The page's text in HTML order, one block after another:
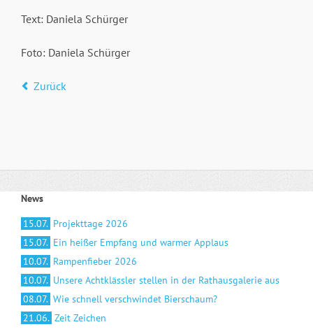
Text: Daniela Schürger
Foto: Daniela Schürger
Zurück
News
15.07. Projekttage 2026
15.07. Ein heißer Empfang und warmer Applaus
10.07. Rampenfieber 2026
10.07. Unsere Achtklässler stellen in der Rathausgalerie aus
08.07. Wie schnell verschwindet Bierschaum?
21.06. Zeit Zeichen